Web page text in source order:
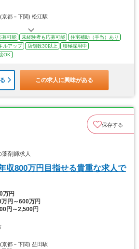
(京都－下関) 松江駅
募可能 未経験者も応募可能
住宅補助（手当）あり
ルアップ 店舗数30以上
積極採用中
OK
この求人に興味がある
保存する
剤師求人
収800万円目指せる貴重な求人で
万円
万円～600万円
円～2,500円
(京都－下関) 益田駅